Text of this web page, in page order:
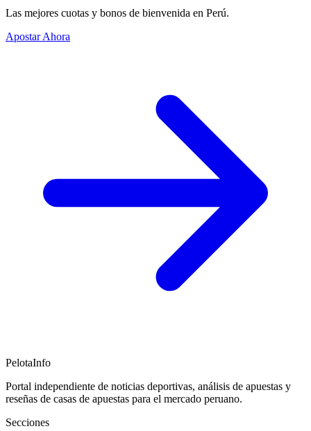
Las mejores cuotas y bonos de bienvenida en Perú.
Apostar Ahora
PelotaInfo
Portal independiente de noticias deportivas, análisis de apuestas y
reseñas de casas de apuestas para el mercado peruano.
Secciones